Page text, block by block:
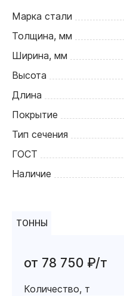
Марка стали
Толщина, мм
Ширина, мм
Высота
Длина
Покрытие
Тип сечения
ГОСТ
Наличие
ТОННЫ
от 78 750 ₽/т
Количество, т